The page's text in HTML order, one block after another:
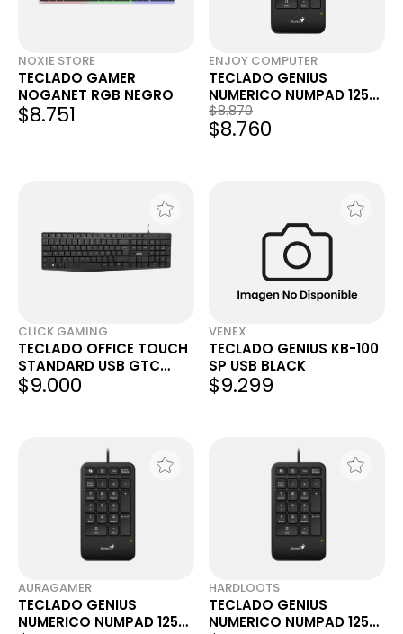
NOXIE STORE
TECLADO GAMER
NOGANET RGB NEGRO
$8.751
ENJOY COMPUTER
TECLADO GENIUS
NUMERICO NUMPAD 125
USB-A BLACK
$8.870
$8.760
CLICK GAMING
TECLADO OFFICE TOUCH
STANDARD USB GTC
KBG-204
$9.000
VENEX
TECLADO GENIUS KB-100
SP USB BLACK
$9.299
AURAGAMER
TECLADO GENIUS
NUMERICO NUMPAD 125
HARDLOOTS
TECLADO GENIUS
NUMERICO NUMPAD 125